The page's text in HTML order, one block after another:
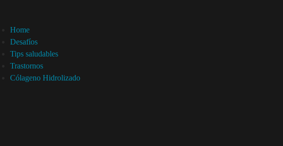
Home
Desafíos
Tips saludables
Trastornos
Cólageno Hidrolizado